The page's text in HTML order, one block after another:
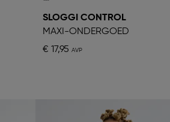
SLOGGI CONTROL
MAXI-ONDERGOED
€ 17,95